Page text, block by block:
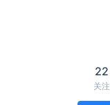
22
关注